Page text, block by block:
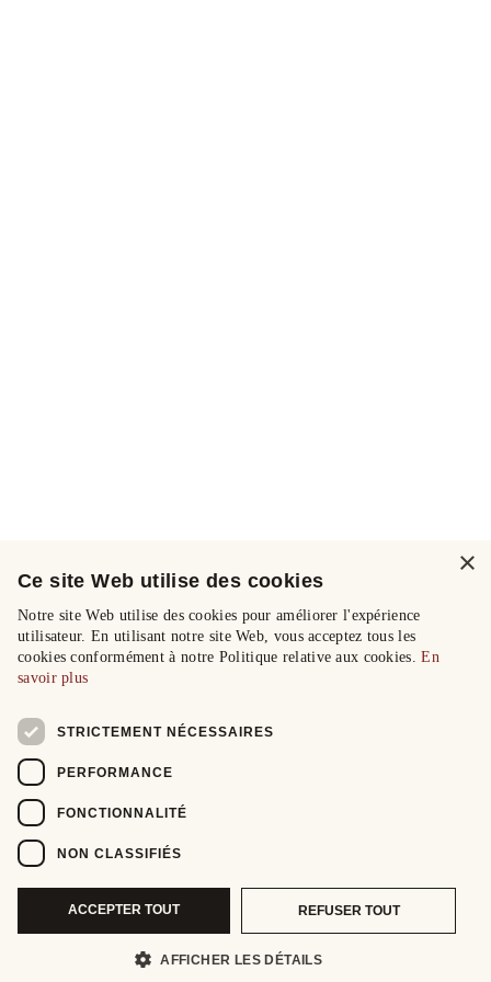
×
Ce site Web utilise des cookies
Notre site Web utilise des cookies pour améliorer l'expérience
utilisateur. En utilisant notre site Web, vous acceptez tous les
cookies conformément à notre Politique relative aux cookies.En
savoir plus
STRICTEMENT NÉCESSAIRES
PERFORMANCE
FONCTIONNALITÉ
NON CLASSIFIÉS
ACCEPTER TOUT REFUSER TOUT
AFFICHER LES DÉTAILS